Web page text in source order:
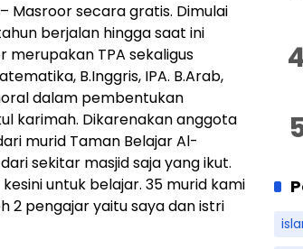
Masroor secara gratis. Dimulai
berjalan hingga saat ini
merupakan TPA sekaligus
B.Inggris, IPA. B.Arab,
dalam pembentukan
karimah. Dikarenakan anggota
murid Taman Belajar Al-
sekitar masjid saja yang ikut.
untuk belajar. 35 murid kami
2 pengajar yaitu saya dan istri